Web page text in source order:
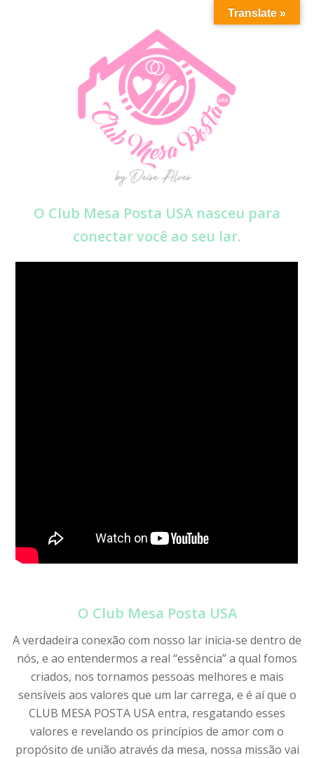
O Club Mesa Posta USA nasceu para
conectar você ao seu lar.
O Club Mesa Posta USA
A verdadeira conexão com nosso lar inicia-se dentro de
nós, e ao entendermos a real “essência” a qual fomos
criados, nos tornamos pessoas melhores e mais
sensíveis aos valores que um lar carrega, e é aí que o
CLUB MESA POSTA USA entra, resgatando esses
valores e revelando os princípios de amor com o
propósito de união através da mesa, nossa missão vai
Translate »